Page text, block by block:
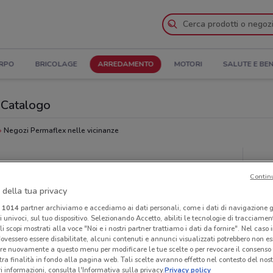
BRICOLAGE ARREDAMENTO MOTORI SALUTE E
Negozi Permaflex nelle vicinanze
della tua privacy
1014partner archiviamo e accediamo ai dati personali, come i dati di navigazione
sul tuo dispositivo. Selezionando Accetto, abiliti le tecnologie di
scopi mostrati alla voce "Noi e i nostri partner trattiamo i dati da fornire". Nel caso
essere disabilitate, alcuni contenuti e annunci visualizzati potrebbero non
nuovamente a questo menu per modificare le tue scelte o per revocare il
finalità in fondo alla pagina web. Tali scelte avranno effetto nel contesto del
informazioni, consulta l'Informativa sulla privacy.Privacy policy